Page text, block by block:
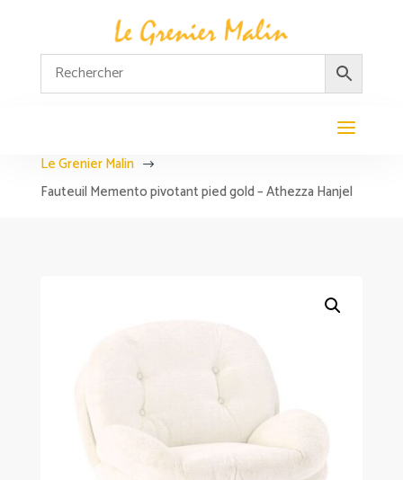
Le Grenier Malin $
Fauteuil Memento pivotant pied gold – Athezza Hanjel